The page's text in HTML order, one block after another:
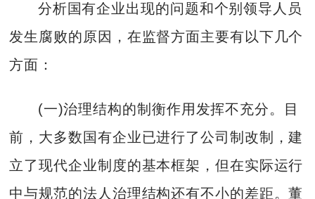
分析国有企业出现的问题和个别领导人员
发生腐败的原因，在监督方面主要有以下几个
方面：
(一)治理结构的制衡作用发挥不充分。目
前，大多数国有企业已进行了公司制改制，建
立了现代企业制度的基本框架，但在实际运行
中与规范的法人治理结构还有不小的差距。董